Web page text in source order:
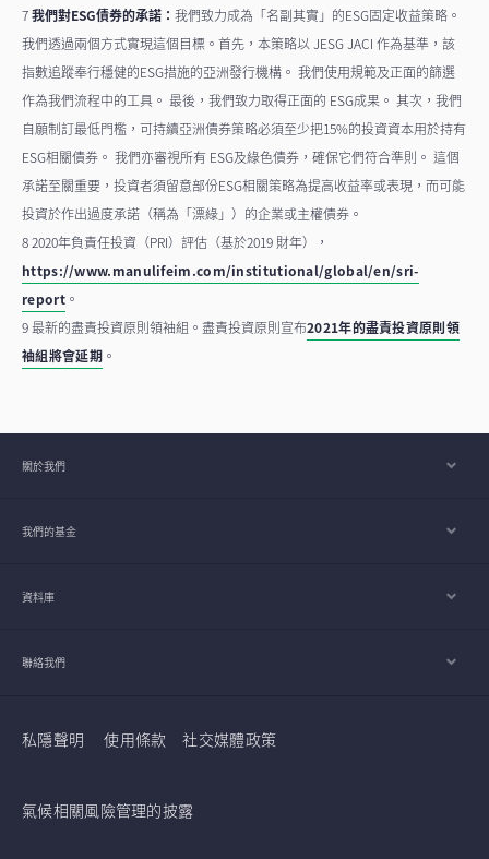
7我們對ESG債券的承諾： 我們致力成為「名副其實」的ESG固定收益策略。
我們透過兩個方式實現這個目標。首先，本策略以 JESG JACI 作為基準，該
指數追蹤奉行穩健的ESG措施的亞洲發行機構。 我們使用規範及正面的篩選
作為我們流程中的工具。 最後，我們致力取得正面的 ESG成果。 其次，我們
自願制訂最低門檻，可持續亞洲債券策略必須至少把15%的投資資本用於持有
ESG相關債券。 我們亦審視所有 ESG及綠色債券，確保它們符合準則。 這個
承諾至關重要，投資者須留意部份ESG相關策略為提高收益率或表現，而可能
投資於作出過度承諾（稱為「漂綠」）的企業或主權債券。
8 2020年負責任投資（PRI）評估（基於2019 財年），
https://www.manulifeim.com/institutional/global/en/sri-
report。
9 最新的盡責投資原則領袖組。盡責投資原則宣布2021年的盡責投資原則領
袖組將會延期。
關於我們
我們的基金
資料庫
聯絡我們
私隱聲明 使用條款 社交媒體政策
氣候相關風險管理的披露